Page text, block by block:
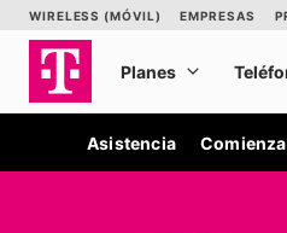
Asistencia Comienza